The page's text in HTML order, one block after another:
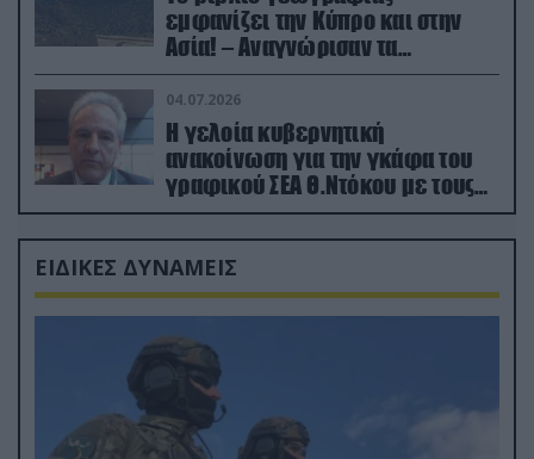
εμφανίζει την Κύπρο και στην
Ασία! – Αναγνώρισαν τα
κατεχόμενα; (φωτο)
04.07.2026
Η γελοία κυβερνητική
ανακοίνωση για την γκάφα του
γραφικού ΣΕΑ Θ.Ντόκου με τους
Ρώσους φαρσέρ
ΕΙΔΙΚΕΣ ΔΥΝΑΜΕΙΣ